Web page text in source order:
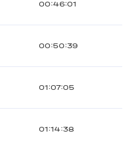
00:46:01
00:50:39
01:07:05
01:14:38